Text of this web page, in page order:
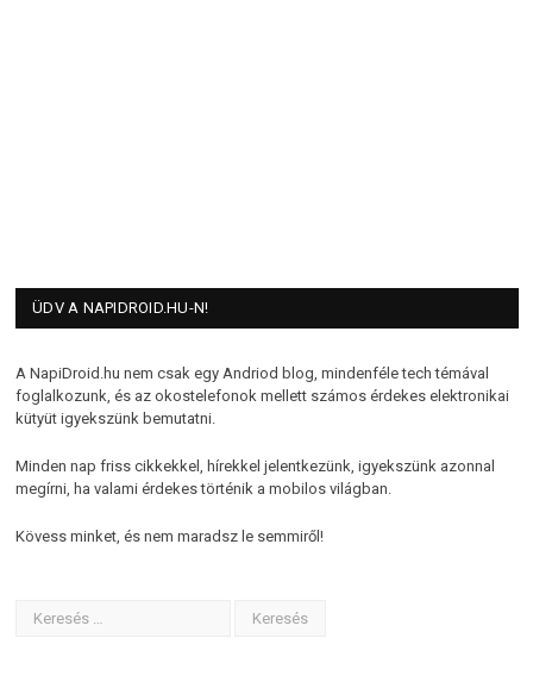
ÜDV A NAPIDROID.HU-N!
A NapiDroid.hu nem csak egy Andriod blog, mindenféle tech témával
foglalkozunk, és az okostelefonok mellett számos érdekes elektronikai
kütyüt igyekszünk bemutatni.
Minden nap friss cikkekkel, hírekkel jelentkezünk, igyekszünk azonnal
megírni, ha valami érdekes történik a mobilos világban.
Kövess minket, és nem maradsz le semmiről!